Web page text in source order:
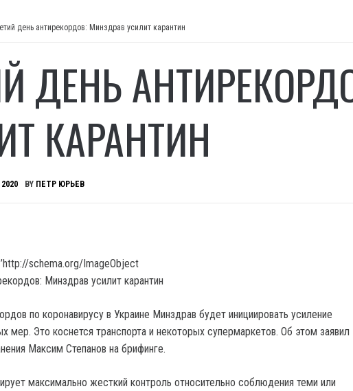
день антирекордов: Минздрав усилит карантин
ДЕНЬ
КАРАНТИН
BY ПЕТР ЮРЬЕВ
schema.org/ImageObject
по коронавирусу в Украине Минздрав будет инициировать усиление
мер. Это коснется транспорта и некоторых супермаркетов. Об этом заявил
Максим Степанов на брифинге.
максимально жесткий контроль относительно соблюдения теми или